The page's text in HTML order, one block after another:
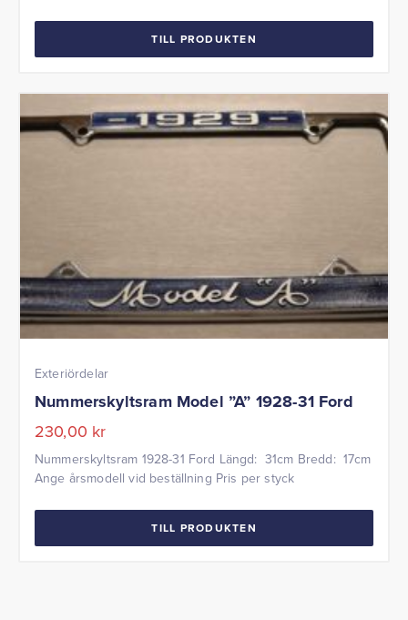
vid beställning Pris per styck
TILL PRODUKTEN
Exteriördelar
Nummerskyltsram Model ”A” 1928-31 Ford
230,00 kr
Nummerskyltsram 1928-31 Ford Längd: 31cm Bredd: 17cm
Ange årsmodell vid beställning Pris per styck
TILL PRODUKTEN